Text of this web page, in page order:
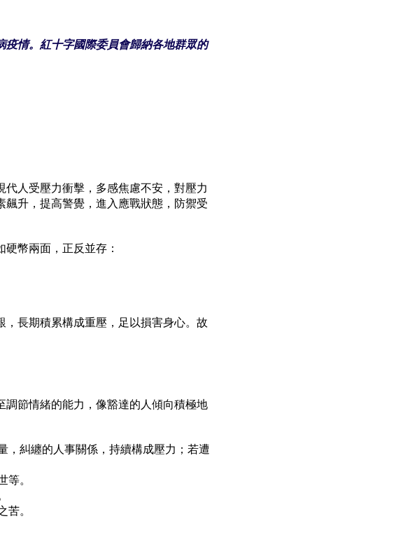
疫情。紅十字國際委員會歸納各地群眾的
人受壓力衝擊，多感焦慮不安，對壓力
升，提高警覺，進入應戰狀態，防禦受
幣兩面，正反並存：
長期積累構成重壓，足以損害身心。故
節情緒的能力，像豁達的人傾向積極地
，糾纏的人事關係，持續構成壓力；若遭
。
。